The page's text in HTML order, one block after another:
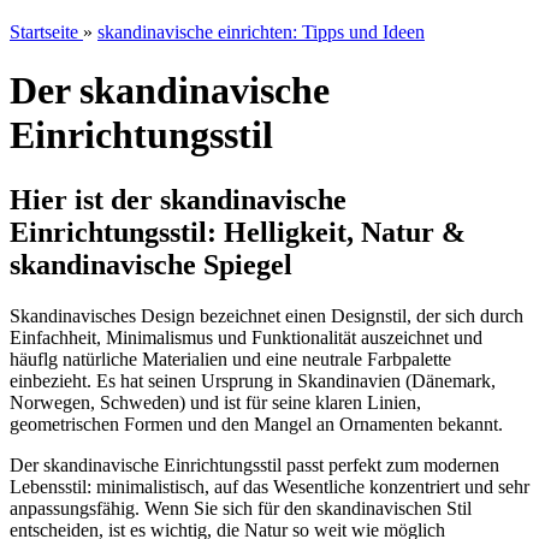
Startseite » skandinavische einrichten: Tipps und Ideen
Der skandinavische
Einrichtungsstil
Hier ist der skandinavische
Einrichtungsstil: Helligkeit, Natur &
skandinavische Spiegel
Skandinavisches Design bezeichnet einen Designstil, der sich durch
Einfachheit, Minimalismus und Funktionalität auszeichnet und
häuflg natürliche Materialien und eine neutrale Farbpalette
einbezieht. Es hat seinen Ursprung in Skandinavien (Dänemark,
Norwegen, Schweden) und ist für seine klaren Linien,
geometrischen Formen und den Mangel an Ornamenten bekannt.
Der skandinavische Einrichtungsstil passt perfekt zum modernen
Lebensstil: minimalistisch, auf das Wesentliche konzentriert und sehr
anpassungsfähig. Wenn Sie sich für den skandinavischen Stil
entscheiden, ist es wichtig, die Natur so weit wie möglich